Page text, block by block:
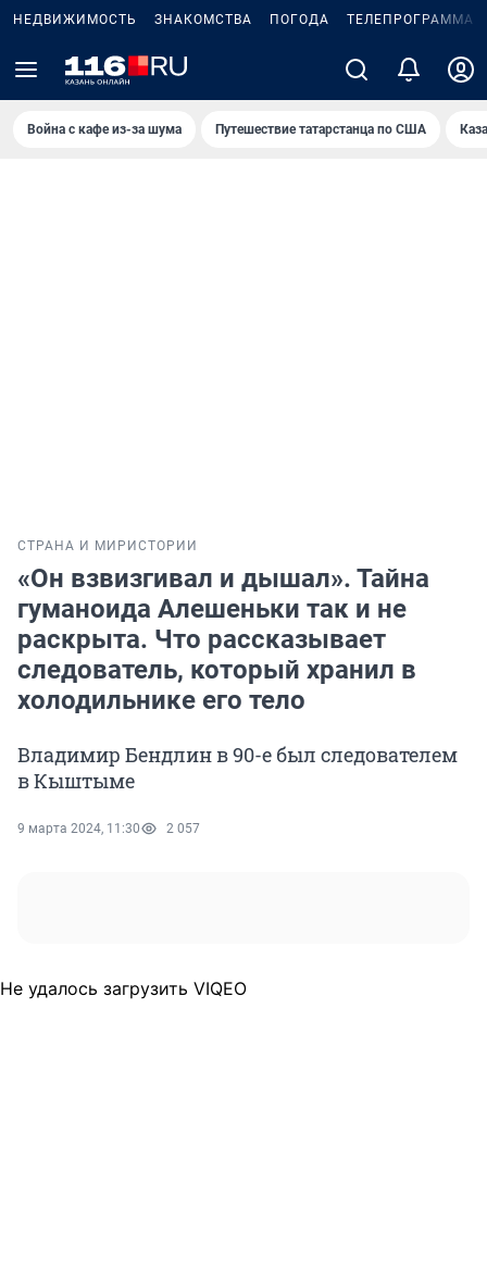
НЕДВИЖИМОСТЬ ЗНАКОМСТВА ПОГОДА ТЕЛЕПРОГРАММА
Война с кафе из-за шума Путешествие татарстанца по США
СТРАНА И МИР ИСТОРИИ
«Он взвизгивал и дышал». Тайна
гуманоида Алешеньки так и не
раскрыта. Что рассказывает
следователь, который хранил в
холодильнике его тело
Владимир Бендлин в 90-е был следователем
в Кыштыме
9 марта 2024, 11:30 2 057
Не удалось загрузить VIQEO